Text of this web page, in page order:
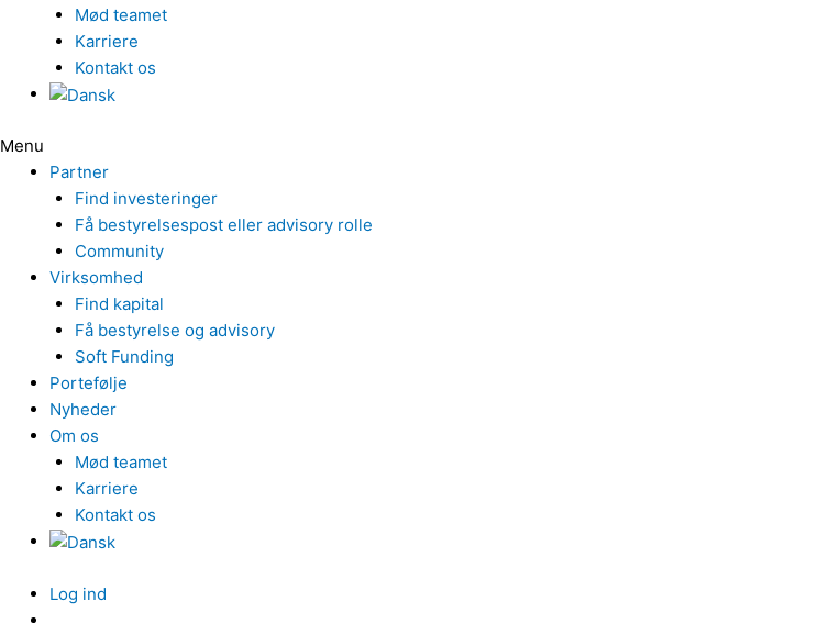
Mød teamet
Karriere
Kontakt os
Menu
Partner
Find investeringer
Få bestyrelsespost eller advisory rolle
Community
Virksomhed
Find kapital
Få bestyrelse og advisory
Soft Funding
Portefølje
Nyheder
Om os
Mød teamet
Karriere
Kontakt os
Log ind